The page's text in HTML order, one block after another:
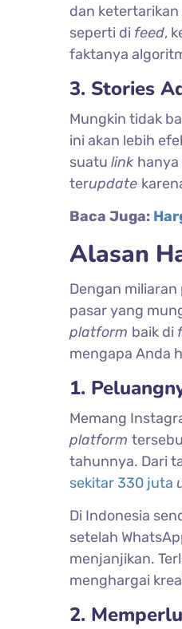
dan
seperti di feed,
faktanya
3. Stories
Mungkin tidak
ini akan lebih
suatu link
terupdate
Baca Juga:
Alasan
Dengan
pasar yang
platform baik di
mengapa Anda
1.
Memang
platform
tahunnya. Dari
sekitar 330 juta
Di Indonesia
setelah
menjanjikan.
menghargai
2.